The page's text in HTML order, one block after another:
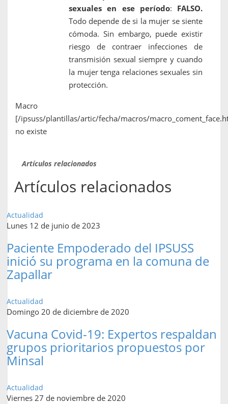
sexuales en ese período: FALSO.
Todo depende de si la mujer se siente
cómoda. Sin embargo, puede existir
riesgo de contraer infecciones de
transmisión sexual siempre y cuando
la mujer tenga relaciones sexuales sin
protección.
Macro
[/ipsuss/plantillas/artic/fecha/macros/
no existe
Artículos relacionados
Artículos relacionados
Actualidad
Lunes 12 de junio de 2023
Paciente Empoderado del IPSUSS
inició su programa en la comuna de
Zapallar
Actualidad
Domingo 20 de diciembre de 2020
Vacuna Covid-19: Expertos respaldan
grupos prioritarios propuestos por
Minsal
Actualidad
Viernes 27 de noviembre de 2020